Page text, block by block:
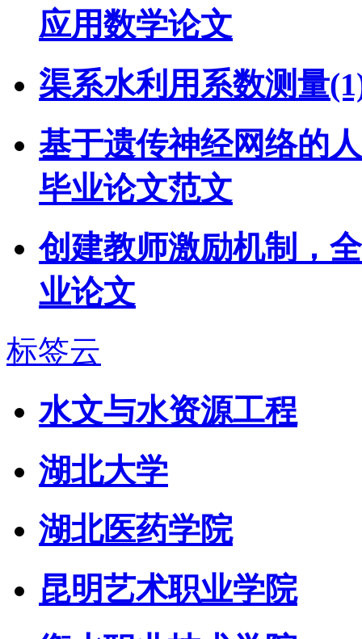
应用数学论文
渠系水利用系数测量
基于遗传神经网络的
毕业论文范文
创建教师激励机制，
业论文
标签云
水文与水资源工程
湖北大学
湖北医药学院
昆明艺术职业学院